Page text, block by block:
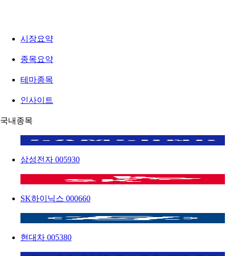
시장요약
종목요약
테마종목
인사이트
국내종목
삼성전자 005930
SK하이닉스 000660
현대차 005380